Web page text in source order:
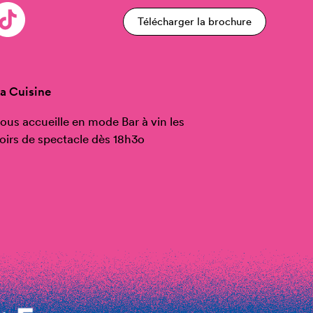
Télécharger la brochure
Cuisine
accueille en mode Bar à vin les
de spectacle dès 18h3o